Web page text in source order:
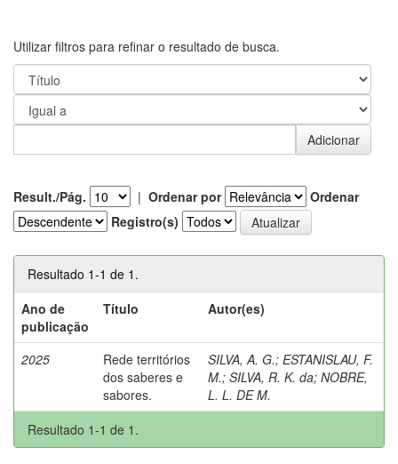
Utilizar filtros para refinar o resultado de busca.
Result./Pág. | Ordenar por
Ordenar
Registro(s)
Resultado 1-1 de 1.
Ano de
publicação
Título Autor(es)
2025
Rede territórios
dos saberes e
sabores.
SILVA, A. G.; ESTANISLAU, F.
M.; SILVA, R. K. da; NOBRE,
L. L. DE M.
Resultado 1-1 de 1.